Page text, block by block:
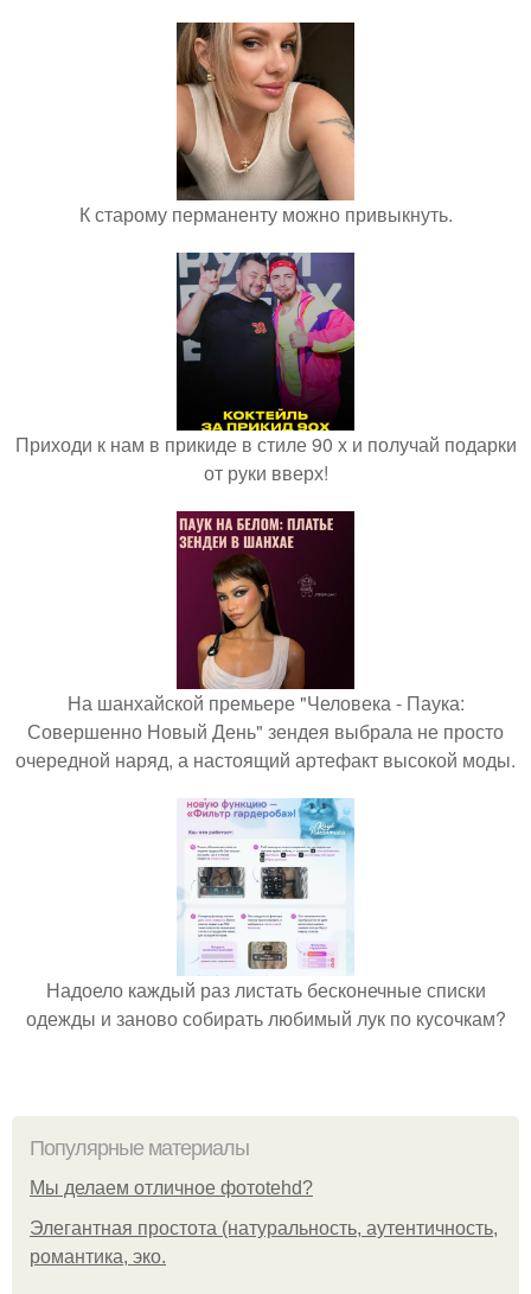
К старому перманенту можно привыкнуть.
Приходи к нам в прикиде в стиле 90 х и получай подарки
от руки вверх!
На шанхайской премьере "Человека - Паука:
Совершенно Новый День" зендея выбрала не просто
очередной наряд, а настоящий артефакт высокой моды.
Надоело каждый раз листать бесконечные списки
одежды и заново собирать любимый лук по кусочкам?
Популярные материалы
Мы делаем отличное фотоtehd?
Элегантная простота (натуральность, аутентичность,
романтика, эко.